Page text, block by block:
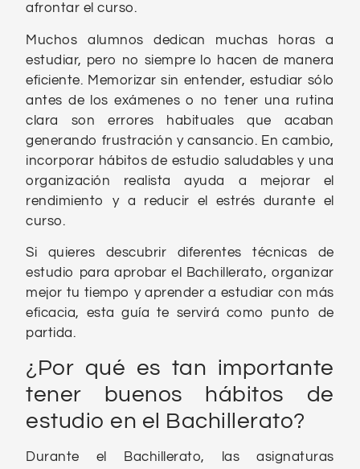
afrontar el curso.
Muchos alumnos dedican muchas horas a
estudiar, pero no siempre lo hacen de manera
eficiente. Memorizar sin entender, estudiar sólo
antes de los exámenes o no tener una rutina
clara son errores habituales que acaban
generando frustración y cansancio. En cambio,
incorporar hábitos de estudio saludables y una
organización realista ayuda a mejorar el
rendimiento y a reducir el estrés durante el
curso.
Si quieres descubrir diferentes técnicas de
estudio para aprobar el Bachillerato, organizar
mejor tu tiempo y aprender a estudiar con más
eficacia, esta guía te servirá como punto de
partida.
¿Por qué es tan importante
tener buenos hábitos de
estudio en el Bachillerato?
Durante el Bachillerato, las asignaturas